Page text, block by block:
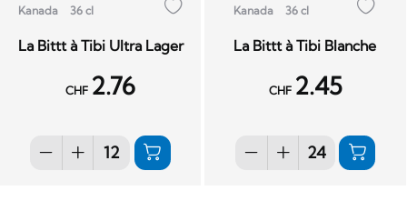
Kanada 36 cl
La Bittt à Tibi Ultra Lager
CHF 2.76
Kanada 36 cl
La Bittt à Tibi Blanche
CHF 2.45